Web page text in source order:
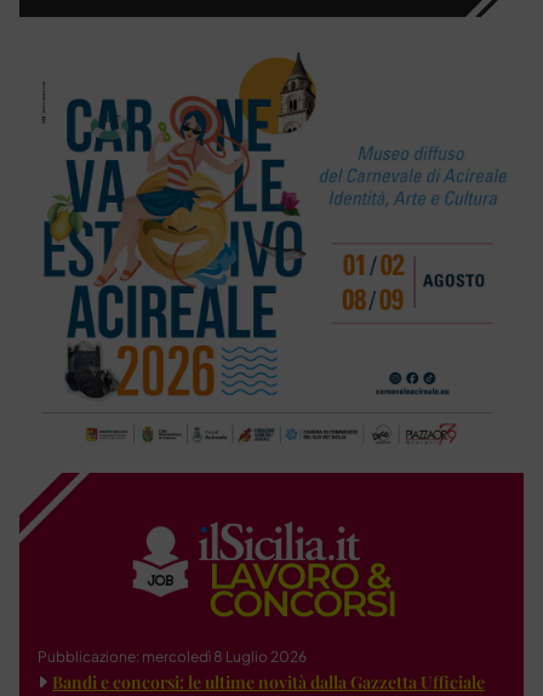
Pubblicazione: mercoledì 8 Luglio 2026
Bandi e concorsi: le ultime novità dalla Gazzetta Ufficiale